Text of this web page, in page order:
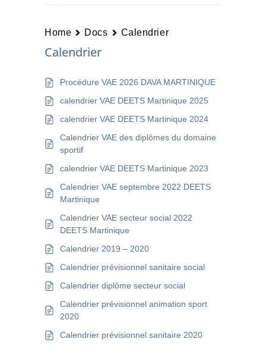
Home Docs Calendrier
Calendrier
Procédure VAE 2026 DAVA MARTINIQUE
calendrier VAE DEETS Martinique 2025
calendrier VAE DEETS Martinique 2024
Calendrier VAE des diplômes du domaine
sportif
calendrier VAE DEETS Martinique 2023
Calendrier VAE septembre 2022 DEETS
Martinique
Calendrier VAE secteur social 2022
DEETS Martinique
Calendrier 2019 – 2020
Calendrier prévisionnel sanitaire social
Calendrier diplôme secteur social
Calendrier prévisionnel animation sport
2020
Calendrier prévisionnel sanitaire 2020